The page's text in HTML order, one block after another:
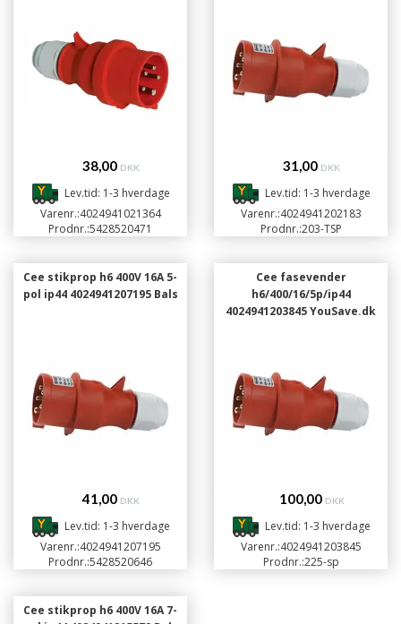
38,00 DKK
Lev.tid: 1-3 hverdage
Varenr.:4024941021364
Prodnr.:5428520471
31,00 DKK
Lev.tid: 1-3 hverdage
Varenr.:4024941202183
Prodnr.:203-TSP
Cee stikprop h6 400V 16A 5-
pol ip44 4024941207195 Bals
41,00 DKK
Lev.tid: 1-3 hverdage
Varenr.:4024941207195
Prodnr.:5428520646
Cee fasevender
h6/400/16/5p/ip44
4024941203845 YouSave.dk
100,00 DKK
Lev.tid: 1-3 hverdage
Varenr.:4024941203845
Prodnr.:225-sp
Cee stikprop h6 400V 16A 7-